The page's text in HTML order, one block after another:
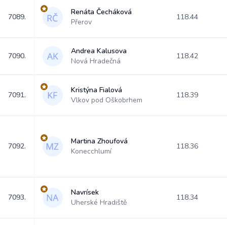
7089.
Renáta Čecháková
Přerov
118.44
7090.
Andrea Kalusova
Nová Hradečná
118.42
7091.
Kristýna Fialová
Vlkov pod Oškobrhem
118.39
7092.
Martina Zhoufová
Konecchlumí
118.36
7093.
Navrísek
Uherské Hradiště
118.34